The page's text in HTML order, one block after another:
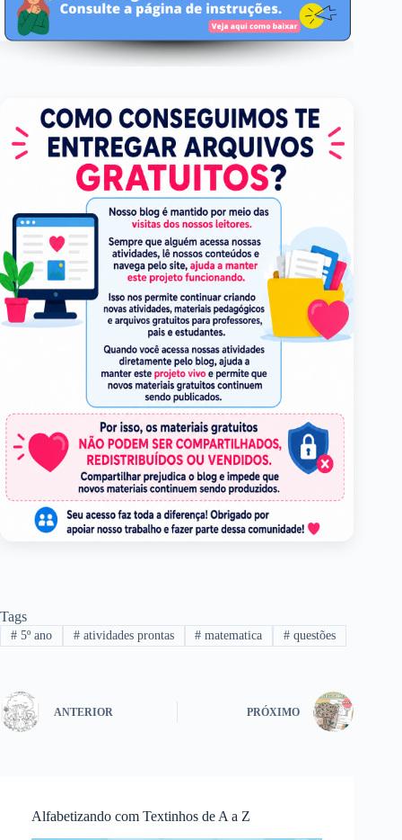
Tags
#5º ano #atividades prontas # matematica # questões
ANTERIOR PRÓXIMO
Alfabetizando com Textinhos de A a Z